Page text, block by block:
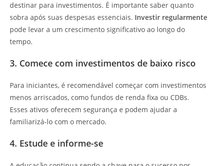
destinar para investimentos. É importante saber quanto
sobra após suas despesas essenciais. Investir regularmente
pode levar a um crescimento significativo ao longo do
tempo.
3. Comece com investimentos de baixo risco
Para iniciantes, é recomendável começar com investimentos
menos arriscados, como fundos de renda fixa ou CDBs.
Esses ativos oferecem segurança e podem ajudar a
familiarizá-lo com o mercado.
4. Estude e informe-se